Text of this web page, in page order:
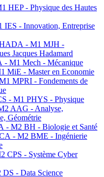
HEP - Physique des Hautes
IES - Innovation, Entreprise
- M1 MJH -
Jacques Hadamard
M1 Mech - Mécanique
MiE - Master en Economie
MPRI - Fondements de
- M1 PHYS - Physique
AAG - Analyse,
Géométrie
- M2 BH - Biologie et Santé
- M2 BME - Ingénierie
CPS - Système Cyber
- Data Science